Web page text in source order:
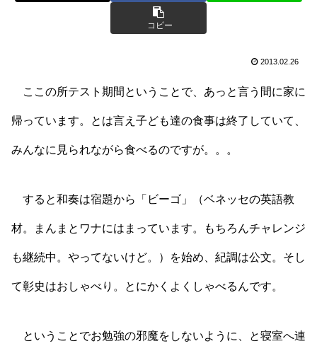
コピー
2013.02.26
ここの所テスト期間ということで、あっと言う間に家に
帰っています。とは言え子ども達の食事は終了していて、
みんなに見られながら食べるのですが。。。
すると和奏は宿題から「ビーゴ」（ベネッセの英語教
材。まんまとワナにはまっています。もちろんチャレンジ
も継続中。やってないけど。）を始め、紀調は公文。そし
て彰史はおしゃべり。とにかくよくしゃべるんです。
ということでお勉強の邪魔をしないように、と寝室へ連